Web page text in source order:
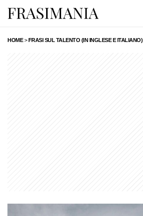
HOME>FRASI SUL TALENTO (IN INGLESE E ITALIANO)